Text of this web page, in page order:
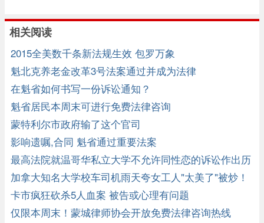
相关阅读
2015全美数千条新法规生效 包罗万象
魁北克养老金改革3号法案通过并成为法律
在魁省如何书写一份诉讼通知？
魁省居民本周末可进行免费法律咨询
蒙特利尔市政府输了这个官司
影响遗嘱,合同 魁省通过重要法案
最高法院就温哥华私立大学不允许同性恋的诉讼作出历
史性裁决 ...
加拿大知名大学校车司机雨天夸女工人"太美了"被炒！
...
卡市疯狂砍杀5人血案 被告或心理有问题
仅限本周末！蒙城律师协会开放免费法律咨询热线